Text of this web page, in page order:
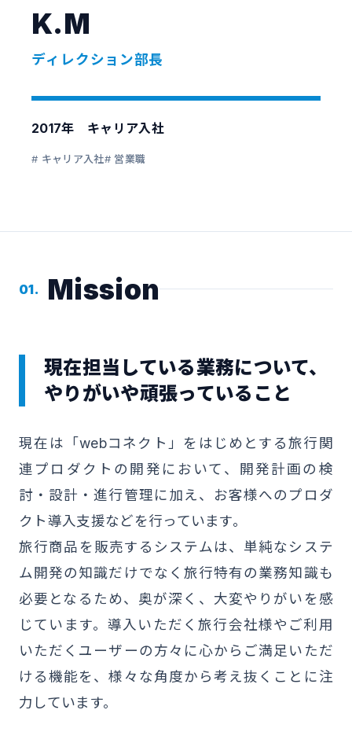
K.M
ディレクション部長
2017年 キャリア入社
# キャリア入社# 営業職
01. Mission
現在担当している業務について、
やりがいや頑張っていること
現在は「webコネクト」をはじめとする旅行関
連プロダクトの開発において、開発計画の検
討・設計・進行管理に加え、お客様へのプロダ
クト導入支援などを行っています。
旅行商品を販売するシステムは、単純なシステ
ム開発の知識だけでなく旅行特有の業務知識も
必要となるため、奥が深く、大変やりがいを感
じています。導入いただく旅行会社様やご利用
いただくユーザーの方々に心からご満足いただ
ける機能を、様々な角度から考え抜くことに注
力しています。